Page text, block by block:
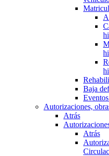
Baja
Autorizaciones,
Atrás
Atrás